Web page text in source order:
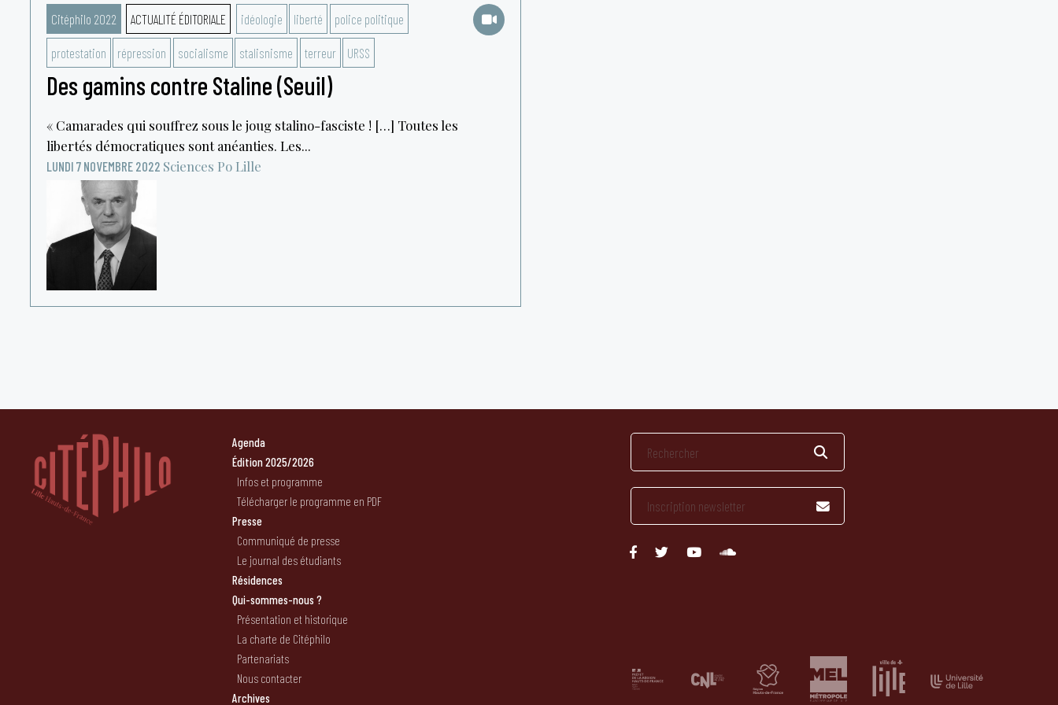
Citéphilo 2022 ACTUALITÉ ÉDITORIALE idéologie liberté police politique
protestation répression socialisme stalisnisme terreur URSS
Des gamins contre Staline (Seuil)
« Camarades qui souffrez sous le joug stalino-fasciste ! […] Toutes les
libertés démocratiques sont anéanties. Les...
LUNDI 7 NOVEMBRE 2022 Sciences Po Lille
Agenda
Édition 2025/2026
Infos et programme
Télécharger le programme en PDF
Presse
Communiqué de presse
Le journal des étudiants
Résidences
Qui-sommes-nous ?
Présentation et historique
La charte de Citéphilo
Partenariats
Nous contacter
Archives